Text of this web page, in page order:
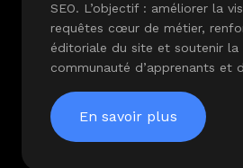
SEO. L’objectif : améliorer la
requêtes cœur de métier,
éditoriale du site et soutenir la
communauté d’apprenants et
En savoir plus